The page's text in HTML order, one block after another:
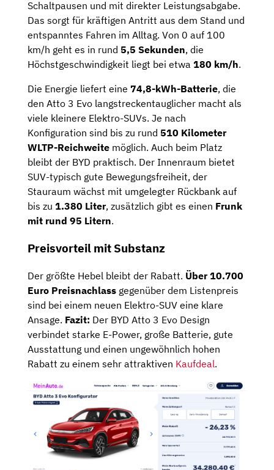
Schaltpausen und mit direkter Leistungsabgabe.
Das sorgt für kräftigen Antritt aus dem Stand und
entspanntes Fahren im Alltag. Von 0 auf 100
km/h geht es in rund 5,5 Sekunden, die
Höchstgeschwindigkeit liegt bei etwa 180 km/h.
Die Energie liefert eine 74,8-kWh-Batterie, die
den Atto 3 Evo langstreckentauglicher macht als
viele kleinere Elektro-SUVs. Je nach
Konfiguration sind bis zu rund 510 Kilometer
WLTP-Reichweite möglich. Auch beim Platz
bleibt der BYD praktisch. Der Innenraum bietet
SUV-typisch gute Bewegungsfreiheit, der
Stauraum wächst mit umgelegter Rückbank auf
bis zu 1.380 Liter, zusätzlich gibt es einen Frunk
mit rund 95 Litern.
Preisvorteil mit Substanz
Der größte Hebel bleibt der Rabatt. Über 10.700
Euro Preisnachlass gegenüber dem Listenpreis
sind bei einem neuen Elektro-SUV eine klare
Ansage. Fazit: Der BYD Atto 3 Evo Design
verbindet starke E-Power, große Batterie, gute
Ausstattung und einen ungewöhnlich hohen
Rabatt zu einem sehr attraktiven Kaufdeal.